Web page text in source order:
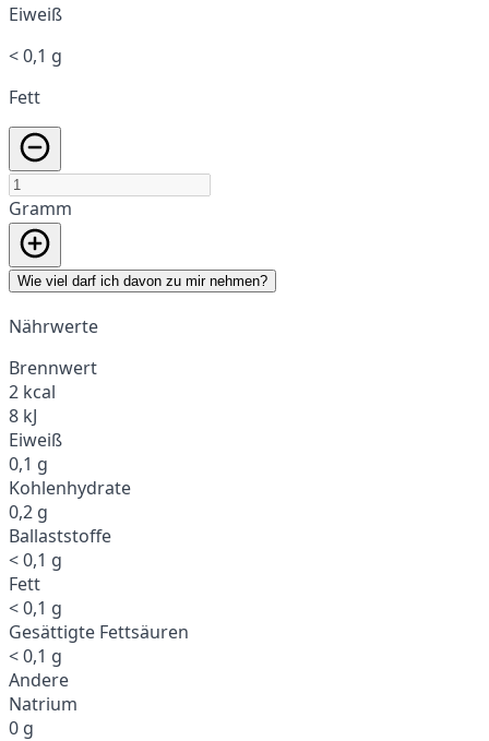
Eiweiß
< 0,1 g
Fett
Gramm
Wie viel darf ich davon zu mir nehmen?
Nährwerte
Brennwert
2 kcal
8 kJ
Eiweiß
0,1 g
Kohlenhydrate
0,2 g
Ballaststoffe
< 0,1 g
Fett
< 0,1 g
Gesättigte Fettsäuren
< 0,1 g
Andere
Natrium
0 g